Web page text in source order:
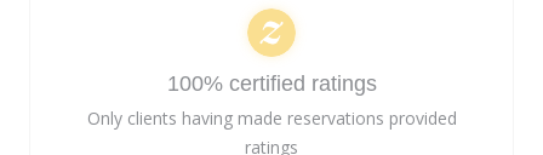
100% certified ratings
Only clients having made reservations provided
ratings